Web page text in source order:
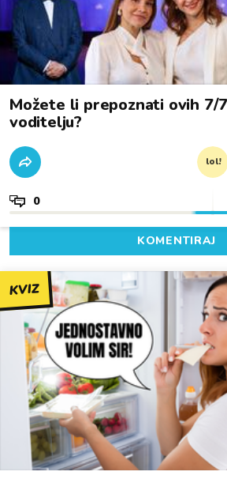
Možete li prepoznati ovih 7/
voditelju?
lol!
0
KOMENTIRAJ
KVIZ